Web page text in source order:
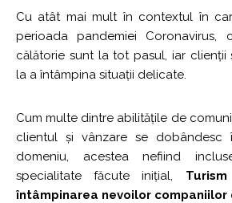
Cu atât mai mult în contextul în
perioada pandemiei Coronavirus,
călătorie sunt la tot pasul, iar clienții
la a întâmpina situații delicate.
Cum multe dintre abilitățile de
clientul și vânzare se
domeniu, acestea nefiind
specialitate făcute inițial,
întâmpinarea nevoilor companiilor